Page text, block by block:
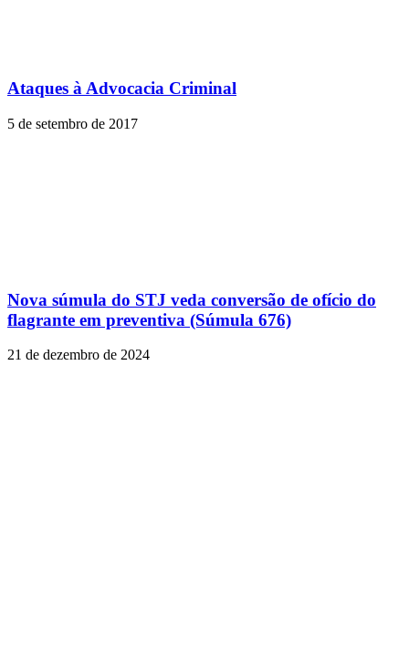
Ataques à Advocacia Criminal
5 de setembro de 2017
Nova súmula do STJ veda conversão de ofício do
flagrante em preventiva (Súmula 676)
21 de dezembro de 2024